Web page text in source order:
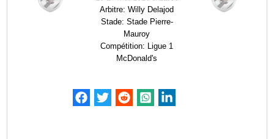
Arbitre:Willy Delajod
Stade: Stade Pierre-
Mauroy
Compétition: Ligue 1
McDonald's